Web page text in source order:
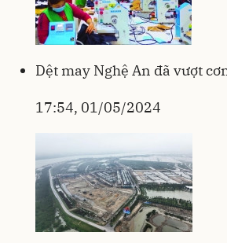
Dệt may Nghệ An đã vượt
17:54, 01/05/2024